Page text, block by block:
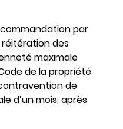
par
des
maximale
de la propriété
de
d’un mois, après